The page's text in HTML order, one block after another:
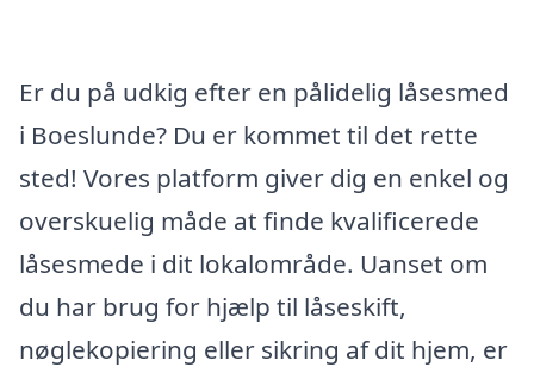
Er du på udkig efter en pålidelig låsesmed
i Boeslunde? Du er kommet til det rette
sted! Vores platform giver dig en enkel og
overskuelig måde at finde kvalificerede
låsesmede i dit lokalområde. Uanset om
du har brug for hjælp til låseskift,
nøglekopiering eller sikring af dit hjem, er